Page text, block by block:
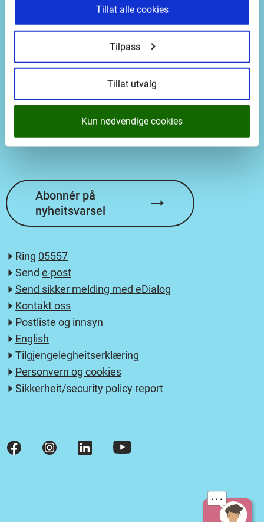
Tillat alle cookies
Tilpass
Tillat utvalg
Kun nødvendige cookies
08.00–15.00
Postadresse
Vestland fylkeskommune
Abonnér på
nyheitsvarsel
Ring 05557
Send e-post
Send sikker melding med eDialog
Kontakt oss
Postliste og innsyn
English
Tilgjengelegheitserklæring
Personvern og cookies
Sikkerheit/security policy report